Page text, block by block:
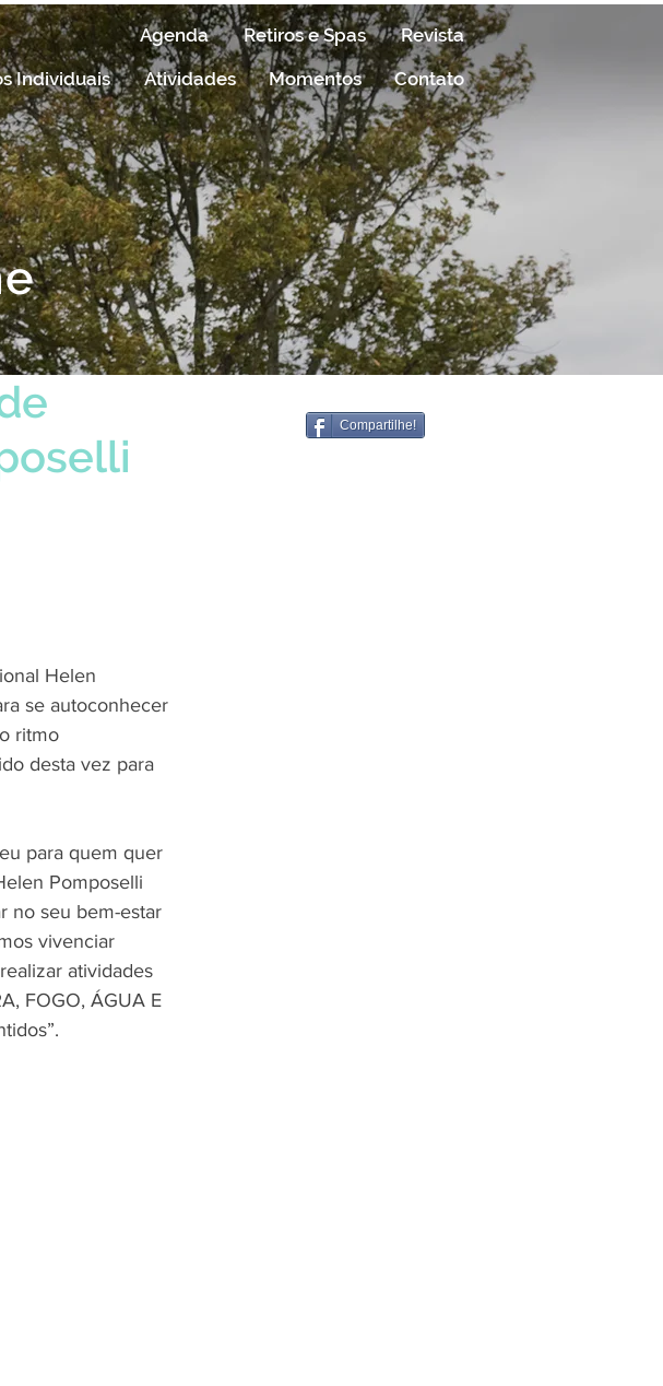
Agenda Retiros e Spas
Revista
Individuais Atividades Momentos Contato
Helen
se autoconhecer
ritmo
desta vez para
para quem quer
Pomposelli
no seu bem-estar
vivenciar
atividades
FOGO, ÁGUA E
Compartilhe!